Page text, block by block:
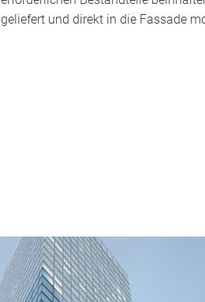
geliefert und direkt in die Fassade